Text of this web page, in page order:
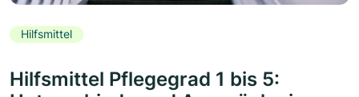
Hilfsmittel
Hilfsmittel Pflegegrad 1 bis 5: